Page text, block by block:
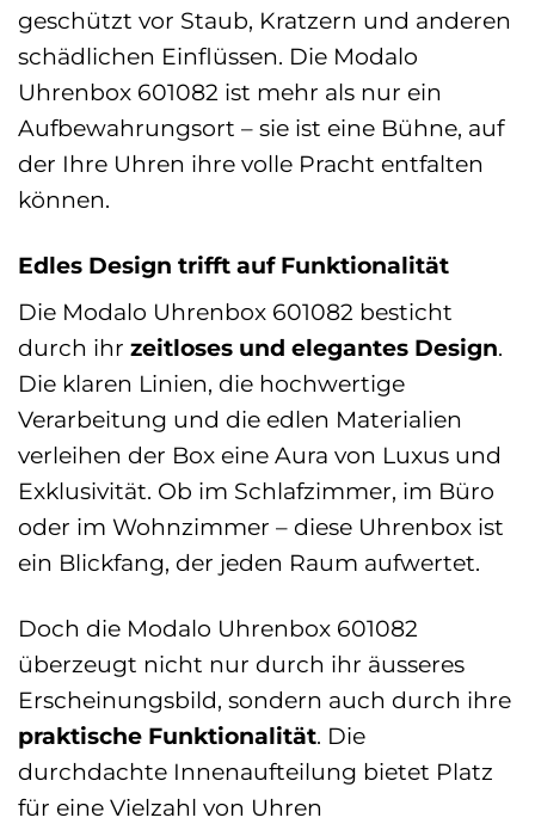
geschützt vor Staub, Kratzern und anderen
schädlichen Einflüssen. Die Modalo
Uhrenbox 601082 ist mehr als nur ein
Aufbewahrungsort – sie ist eine Bühne, auf
der Ihre Uhren ihre volle Pracht entfalten
können.
Edles Design trifft auf Funktionalität
Die Modalo Uhrenbox 601082 besticht
durch ihr zeitloses und elegantes Design.
Die klaren Linien, die hochwertige
Verarbeitung und die edlen Materialien
verleihen der Box eine Aura von Luxus und
Exklusivität. Ob im Schlafzimmer, im Büro
oder im Wohnzimmer – diese Uhrenbox ist
ein Blickfang, der jeden Raum aufwertet.
Doch die Modalo Uhrenbox 601082
überzeugt nicht nur durch ihr äusseres
Erscheinungsbild, sondern auch durch ihre
praktische Funktionalität. Die
durchdachte Innenaufteilung bietet Platz
für eine Vielzahl von Uhren